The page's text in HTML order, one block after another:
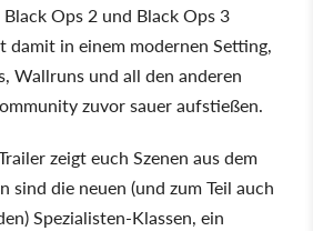
Ops 2 und Black Ops 3
damit in einem modernen Setting,
Wallruns und all den anderen
zuvor sauer aufstießen.
zeigt euch Szenen aus dem
sind die neuen (und zum Teil auch
Spezialisten-Klassen, ein